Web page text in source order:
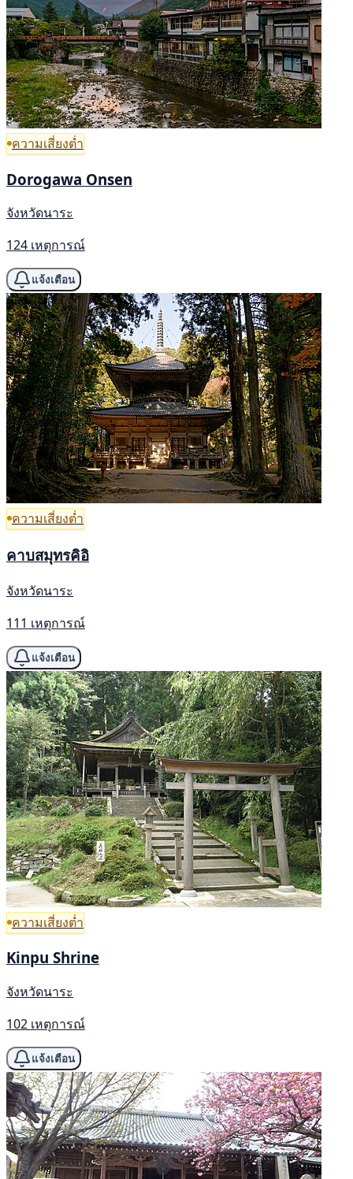
ความเสี่ยงต่ำ
Dorogawa Onsen
จังหวัดนาระ
124 เหตุการณ์
แจ้งเตือน
ความเสี่ยงต่ำ
คาบสมุทรคิอิ
จังหวัดนาระ
111 เหตุการณ์
แจ้งเตือน
ความเสี่ยงต่ำ
Kinpu Shrine
จังหวัดนาระ
102 เหตุการณ์
แจ้งเตือน